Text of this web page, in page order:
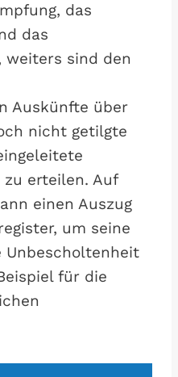
das
das
weiters sind den
Auskünfte über
nicht getilgte
erteilen. Auf
einen Auszug
um seine
für die